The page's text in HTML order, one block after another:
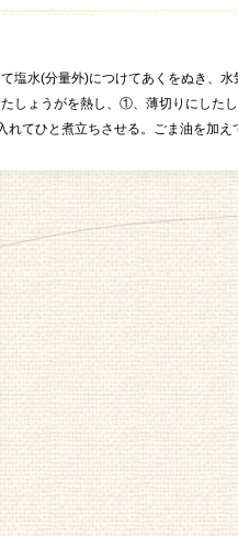
塩水(分量外)につけてあくをぬき、水
しょうがを熱し、①、薄切りにしたし
れてひと煮立ちさせる。ごま油を加え